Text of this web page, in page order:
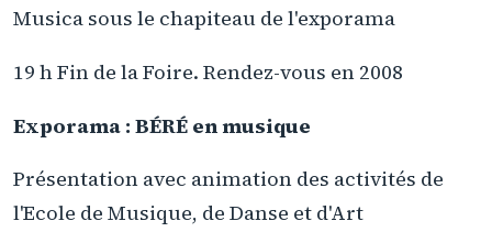
Musica sous le chapiteau de l'exporama
19 h Fin de la Foire. Rendez-vous en 2008
Exporama : BÉRÉ en musique
Présentation avec animation des activités de
l'Ecole de Musique, de Danse et d'Art